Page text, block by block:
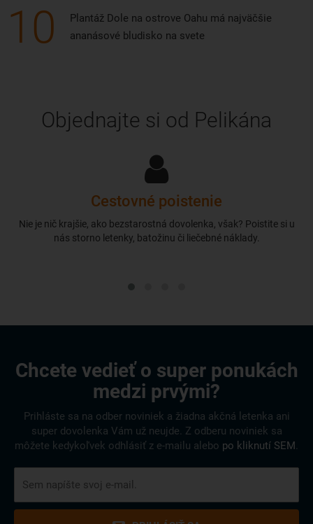
10
Plantáž Dole na ostrove Oahu má najväčšie
ananásové bludisko na svete
Objednajte si od Pelikána
Cestovné poistenie
Nie je nič krajšie, ako bezstarostná dovolenka, však? Poistite si u
nás storno letenky, batožinu či liečebné náklady.
Chcete vedieť o super ponukách
medzi prvými?
Prihláste sa na odber noviniek a žiadna akčná letenka ani
super dovolenka Vám už neujde. Z odberu noviniek sa
môžete kedykoľvek odhlásiť z e-mailu alebo po kliknutí SEM.